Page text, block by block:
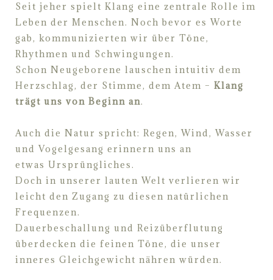
Seit jeher spielt Klang eine zentrale Rolle im
Leben der Menschen. Noch bevor es Worte
gab, kommunizierten wir über Töne,
Rhythmen und Schwingungen.
Schon Neugeborene lauschen intuitiv dem
Herzschlag, der Stimme, dem Atem – Klang
trägt uns von Beginn an.
Auch die Natur spricht: Regen, Wind, Wasser
und Vogelgesang erinnern uns an
etwas Ursprüngliches.
Doch in unserer lauten Welt verlieren wir
leicht den Zugang zu diesen natürlichen
Frequenzen.
Dauerbeschallung und Reizüberflutung
überdecken die feinen Töne, die unser
inneres Gleichgewicht nähren würden.